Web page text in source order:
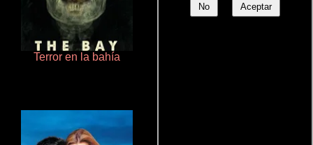
No Aceptar
Terror en la bahía